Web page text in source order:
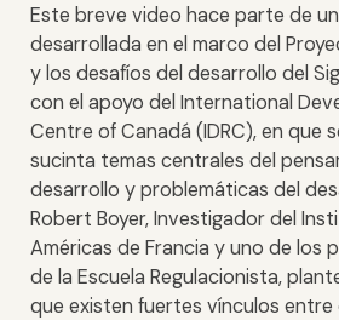
Este breve video hace parte de
desarrollada en el marco del
y los desafíos del desarrollo del
con el apoyo del International
Centre of Canadá (IDRC), en que
sucinta temas centrales del
desarrollo y problemáticas del
Robert Boyer, Investigador del
Américas de Francia y uno de los
de la Escuela Regulacionista,
que existen fuertes vínculos